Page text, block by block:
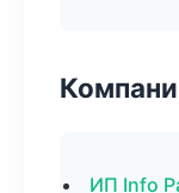
ИП Info